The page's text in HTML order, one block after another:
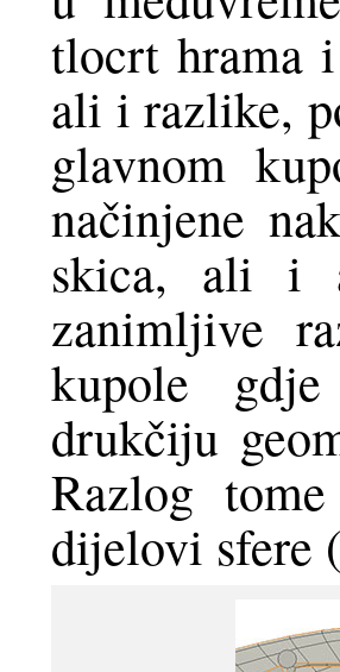
tlocrt hrama
ali i razlike,
glavnom
načinjene
skica, ali i
zanimljive
kupole gdje
drukčiju
Razlog
dijelovi sfere